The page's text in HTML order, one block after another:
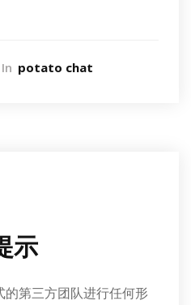
In potato chat
示
第三方团队进行任何形